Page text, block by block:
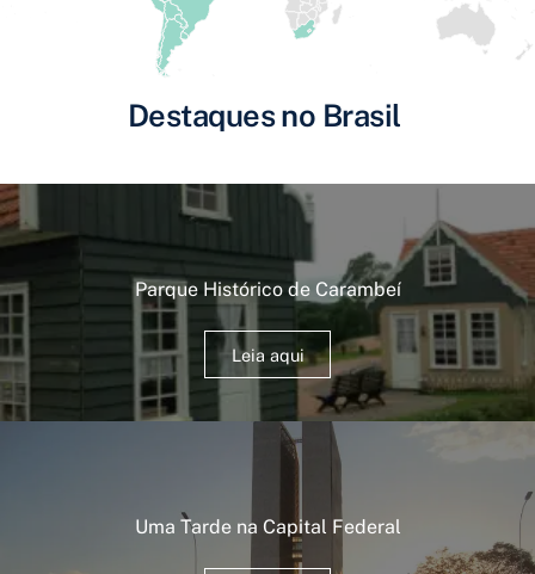
Destaques no Brasil
Parque Histórico de Carambeí
Leia aqui
Uma Tarde na Capital Federal